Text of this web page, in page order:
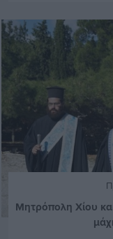
Μητρόπολη Χίου